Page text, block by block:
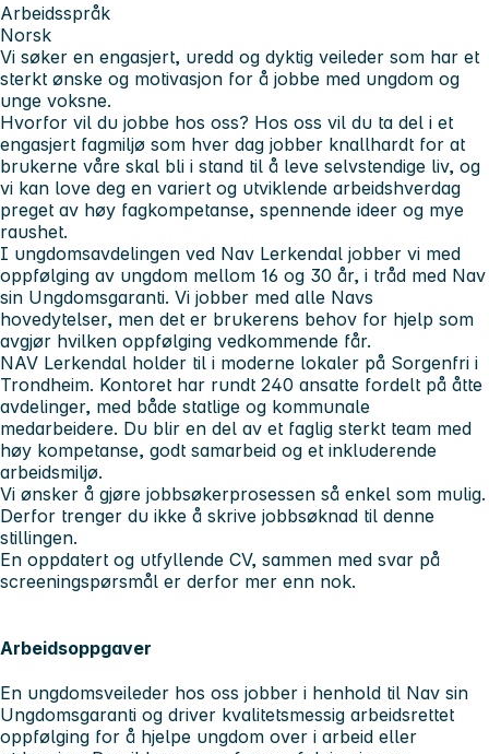
Arbeidsspråk
Norsk
Vi søker en engasjert, uredd og dyktig veileder som har et
sterkt ønske og motivasjon for å jobbe med ungdom og
unge voksne.
Hvorfor vil du jobbe hos oss? Hos oss vil du ta del i et
engasjert fagmiljø som hver dag jobber knallhardt for at
brukerne våre skal bli i stand til å leve selvstendige liv, og
vi kan love deg en variert og utviklende arbeidshverdag
preget av høy fagkompetanse, spennende ideer og mye
raushet.
I ungdomsavdelingen ved Nav Lerkendal jobber vi med
oppfølging av ungdom mellom 16 og 30 år, i tråd med Nav
sin Ungdomsgaranti. Vi jobber med alle Navs
hovedytelser, men det er brukerens behov for hjelp som
avgjør hvilken oppfølging vedkommende får.
NAV Lerkendal holder til i moderne lokaler på Sorgenfri i
Trondheim. Kontoret har rundt 240 ansatte fordelt på åtte
avdelinger, med både statlige og kommunale
medarbeidere. Du blir en del av et faglig sterkt team med
høy kompetanse, godt samarbeid og et inkluderende
arbeidsmiljø.
Vi ønsker å gjøre jobbsøkerprosessen så enkel som mulig.
Derfor trenger du ikke å skrive jobbsøknad til denne
stillingen.
En oppdatert og utfyllende CV, sammen med svar på
screeningspørsmål er derfor mer enn nok.
Arbeidsoppgaver
En ungdomsveileder hos oss jobber i henhold til Nav sin
Ungdomsgaranti og driver kvalitetsmessig arbeidsrettet
oppfølging for å hjelpe ungdom over i arbeid eller